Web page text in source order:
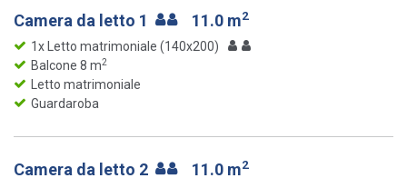
Camera da letto 1 11.0 m2
1x Letto matrimoniale (140x200)
Balcone 8 m2
Letto matrimoniale
Guardaroba
Camera da letto 2 11.0 m2